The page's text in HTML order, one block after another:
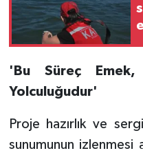
'Bu Süreç Emek,
Yolculuğudur'
Proje hazırlık ve
sunumunun izlenmesi